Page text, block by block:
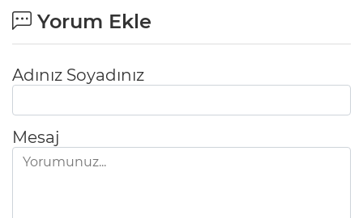
Yorum Ekle
Adınız Soyadınız
Mesaj